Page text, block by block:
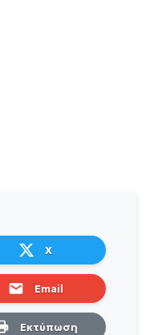
X
Email
Εκτύπωση